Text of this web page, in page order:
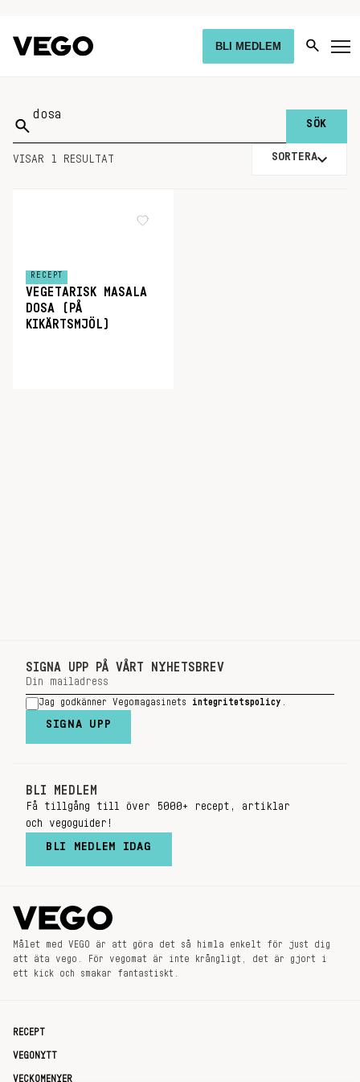
BLI MEDLEM
Sök
på:
VISAR 1 RESULTAT SORTERA
RECEPT
VEGETARISK MASALA
DOSA (PÅ
KIKÄRTSMJÖL)
SIGNA UPP PÅ VÅRT NYHETSBREV
Jag godkänner Vegomagasinets integritetspolicy
SIGNA UPP
BLI MEDLEM
Få tillgång till över 5000+ recept, artiklar
och vegoguider!
BLI MEDLEM IDAG
Målet med VEGO är att göra det så himla enkelt för just dig
att äta vego. För vegomat är inte krångligt, det är gjort i
ett kick och smakar fantastiskt.
RECEPT
VEGONYTT
VECKOMENYER